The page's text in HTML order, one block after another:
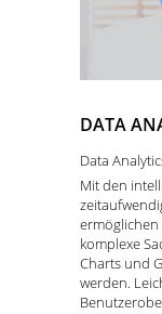
DATA
Data
Mit den
ermöglichen
komplexe
Charts und
werden.